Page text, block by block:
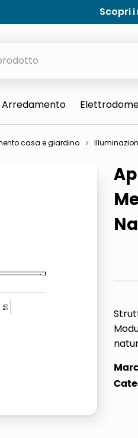
Scopri
occhiali sole 0703 thin
raccolta differenziata
Arredamento
casa e giardino